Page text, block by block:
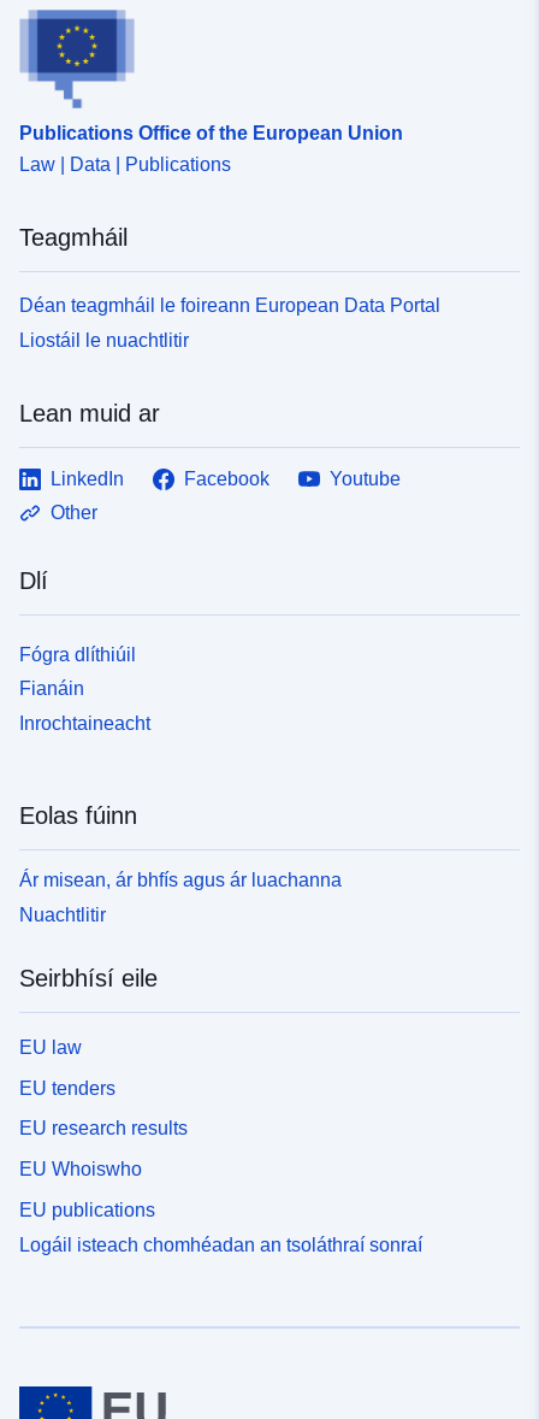
Publications Office of the European Union
Law | Data | Publications
Teagmháil
Déan teagmháil le foireann European Data Portal
Liostáil le nuachtlitir
Lean muid ar
LinkedIn Facebook
Youtube
Other
Dlí
Fógra dlíthiúil
Fianáin
Inrochtaineacht
Eolas fúinn
Ár misean, ár bhfís agus ár luachanna
Nuachtlitir
Seirbhísí eile
EU law
EU tenders
EU research results
EU Whoiswho
EU publications
Logáil isteach chomhéadan an tsoláthraí sonraí